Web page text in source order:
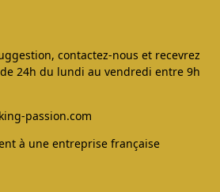
contactez-nous et recevrez
24h du lundi au vendredi entre 9h
passion.com
à une entreprise française